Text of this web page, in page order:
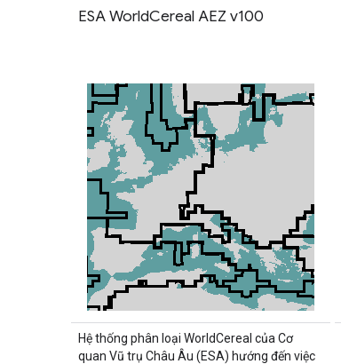
ESA WorldCereal AEZ v100
Hệ thống phân loại WorldCereal của Cơ
quan Vũ trụ Châu Âu (ESA) hướng đến việc